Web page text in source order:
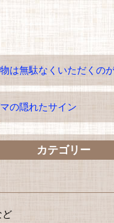
は無駄なくいただくの
の隠れたサイン
カテゴリー
ど